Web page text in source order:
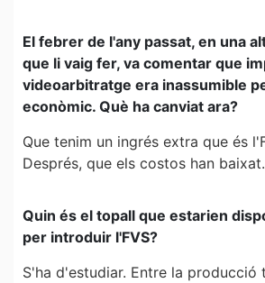
El febrer de l'any passat, en una
que li vaig fer, va comentar que
videoarbitratge era inassumible
econòmic. Què ha canviat ara?
Que tenim un ingrés extra que és
Després, que els costos han baixat.
Quin és el topall que estarien
per introduir l'FVS?
S'ha d'estudiar. Entre la producció